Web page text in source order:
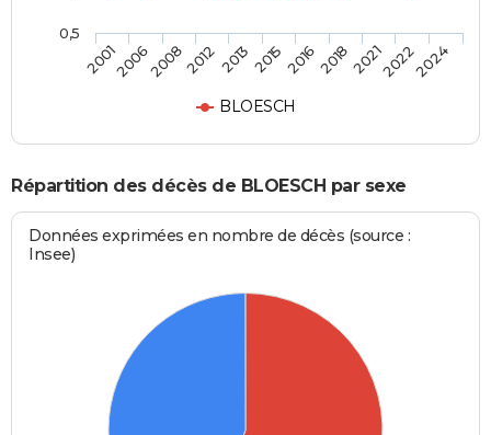
BLOESCH
20012006200820122013201520162018202120222024
0,5
Répartition des décès de BLOESCH par sexe
Données exprimées en nombre de décès (source :
Insee)